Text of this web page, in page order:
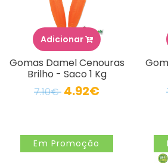
Adicionar
Gomas Damel Cenouras
Brilho - Saco 1 Kg
7.10€ 4.92€
Em Promoção